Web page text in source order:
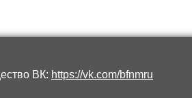
ВК: https://vk.com/bfnmru